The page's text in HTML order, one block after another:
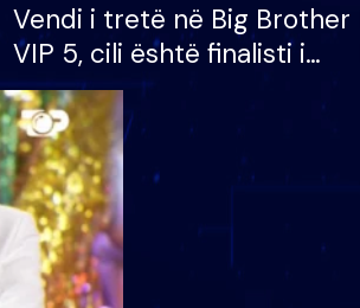
Vendi i tretë në Big Brother
VIP 5, cili është finalisti i
radhës që lë shtëpinë